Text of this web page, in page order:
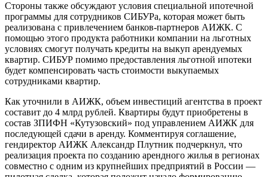
Стороны также обсуждают условия специальной ипотечной
программы для сотрудников СИБУРа, которая может быть
реализована с привлечением банков-партнеров АИЖК. С
помощью этого продукта работники компании на льготных
условиях смогут получать кредиты на выкуп арендуемых
квартир. СИБУР помимо предоставления льготной ипотеки
будет компенсировать часть стоимости выкупаемых
сотрудниками квартир.
Как уточнили в АИЖК, объем инвестиций агентства в проект
составит до 4 млрд рублей. Квартиры будут приобретены в
состав ЗПИФН «Кутузовский» под управлением АИЖК для
последующей сдачи в аренду. Комментируя соглашение,
гендиректор АИЖК Александр Плутник подчеркнул, что
реализация проекта по созданию арендного жилья в регионах
совместно с одним из крупнейших предприятий в России —